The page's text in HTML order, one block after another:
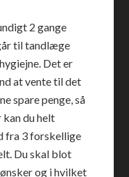
2 gange
til tandlæge
Det er
at vente til det
spare penge, så
kan du helt
fra 3 forskellige
Du skal blot
og i hvilket